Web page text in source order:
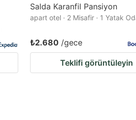
Salda Karanfil Pansiyon
apart otel · 2 Misafir · 1 Yatak
₺2.680 /gece
Teklifi görüntüleyin